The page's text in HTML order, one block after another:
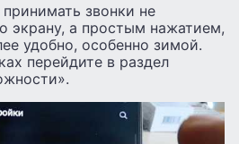
звонки не
экрану, а простым нажатием,
удобно, особенно зимой.
перейдите в раздел